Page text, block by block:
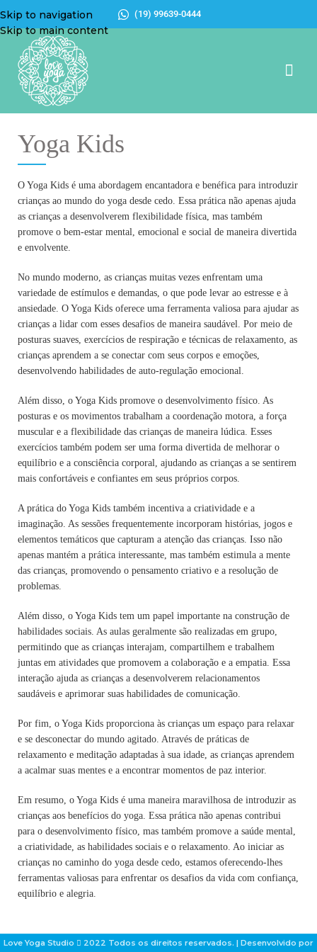
Skip to navigation
Skip to main content
(19) 99639-0444
Yoga Kids
O Yoga Kids é uma abordagem encantadora e benéfica para introduzir
crianças ao mundo do yoga desde cedo. Essa prática não apenas ajuda
as crianças a desenvolverem flexibilidade física, mas também
promove o bem-estar mental, emocional e social de maneira divertida
e envolvente.
No mundo moderno, as crianças muitas vezes enfrentam uma
variedade de estímulos e demandas, o que pode levar ao estresse e à
ansiedade. O Yoga Kids oferece uma ferramenta valiosa para ajudar as
crianças a lidar com esses desafios de maneira saudável. Por meio de
posturas suaves, exercícios de respiração e técnicas de relaxamento, as
crianças aprendem a se conectar com seus corpos e emoções,
desenvolvendo habilidades de auto-regulação emocional.
Além disso, o Yoga Kids promove o desenvolvimento físico. As
posturas e os movimentos trabalham a coordenação motora, a força
muscular e a flexibilidade das crianças de maneira lúdica. Esses
exercícios também podem ser uma forma divertida de melhorar o
equilíbrio e a consciência corporal, ajudando as crianças a se sentirem
mais confortáveis e confiantes em seus próprios corpos.
A prática do Yoga Kids também incentiva a criatividade e a
imaginação. As sessões frequentemente incorporam histórias, jogos e
elementos temáticos que capturam a atenção das crianças. Isso não
apenas mantém a prática interessante, mas também estimula a mente
das crianças, promovendo o pensamento criativo e a resolução de
problemas.
Além disso, o Yoga Kids tem um papel importante na construção de
habilidades sociais. As aulas geralmente são realizadas em grupo,
permitindo que as crianças interajam, compartilhem e trabalhem
juntas em atividades que promovem a colaboração e a empatia. Essa
interação ajuda as crianças a desenvolverem relacionamentos
saudáveis e aprimorar suas habilidades de comunicação.
Por fim, o Yoga Kids proporciona às crianças um espaço para relaxar
e se desconectar do mundo agitado. Através de práticas de
relaxamento e meditação adaptadas à sua idade, as crianças aprendem
a acalmar suas mentes e a encontrar momentos de paz interior.
Em resumo, o Yoga Kids é uma maneira maravilhosa de introduzir as
crianças aos benefícios do yoga. Essa prática não apenas contribui
para o desenvolvimento físico, mas também promove a saúde mental,
a criatividade, as habilidades sociais e o relaxamento. Ao iniciar as
crianças no caminho do yoga desde cedo, estamos oferecendo-lhes
ferramentas valiosas para enfrentar os desafios da vida com confiança,
equilíbrio e alegria.
Love Yoga Studio 2022 Todos os direitos reservados. | Desenvolvido por